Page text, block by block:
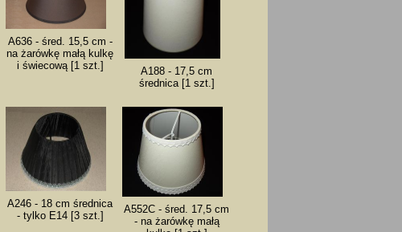
A636 - śred. 15,5 cm -
na żarówkę małą kulkę
i świecową [1 szt.]
A188 - 17,5 cm
średnica [1 szt.]
A246 - 18 cm średnica
- tylko E14 [3 szt.]
A552C - śred. 17,5 cm
- na żarówkę małą